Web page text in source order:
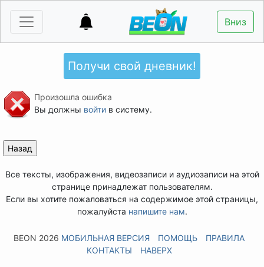
Вниз
Получи свой дневник!
Произошла ошибка
Вы должны войтив систему.
Все тексты, изображения, видеозаписи и аудиозаписи на этой
странице принадлежат пользователям.
Если вы хотите пожаловаться на содержимое этой страницы,
пожалуйста напишите нам.
BEON 2026 МОБИЛЬНАЯ ВЕРСИЯ ПОМОЩЬ
ПРАВИЛА
КОНТАКТЫ
НАВЕРХ